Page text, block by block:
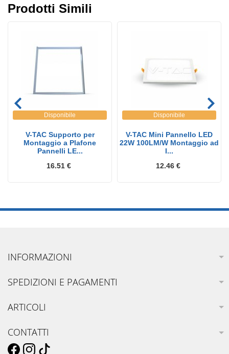
Prodotti Simili
Disponibile
V-TAC Supporto per
Montaggio a Plafone
Pannelli LE...
16.51 €
Disponibile
V-TAC Mini Pannello LED
22W 100LM/W Montaggio ad
I...
12.46 €
INFORMAZIONI
SPEDIZIONI E PAGAMENTI
ARTICOLI
CONTATTI